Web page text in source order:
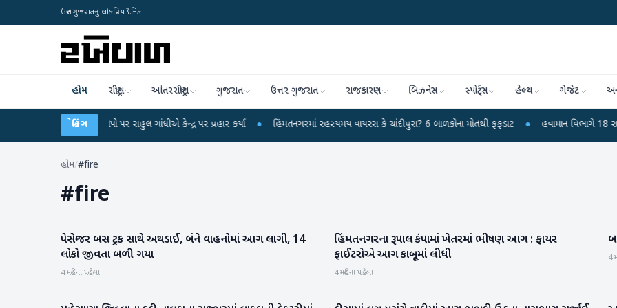
ઉત્તર ગુજરાતનું લોકપ્રિય દૈનિક
હોમ રાષ્ટ્રીય આંતરરાષ્ટ્રીય ગુજરાત ઉત્તર ગુજરાત રાજકારણ બિઝનેસ સ્પોર્ટ્સ હેલ્થ ગેજેટ
બ્રેકિંગ
લીકના આરોપો પર રાહુલ ગાંધીએ કેન્દ્ર પર પ્રહાર કર્યા ● હિંમતનગરમાં રહસ્યમય વાયરસ કે ચાંદીપુરા? 6 બાળકોના મોતથી ફફડાટ ● હવામાન વિભાગે 18 રાજ્યો માટે
હોમ/#fire
#fire
રાષ્ટ્રીય
પેસેન્જર બસ ટ્રક સાથે અથડાઈ, બંને વાહનોમાં આગ લાગી, 14
લોકો જીવતા બળી ગયા
4 મહિના પહેલા
સાબરકાંઠા
હિંમતનગરના રૂપાલ કંપામાં ખેતરમાં ભીષણ આગ : ફાયર
ફાઈટરોએ આગ કાબૂમાં લીધી
4 મહિના પહેલા
4